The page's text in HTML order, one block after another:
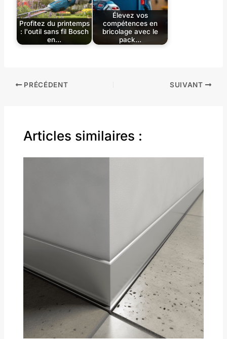
Profitez du printemps
: l'outil sans fil Bosch
en…
Élevez vos
compétences en
bricolage avec le
pack…
PRÉCÉDENT SUIVANT
Articles similaires :